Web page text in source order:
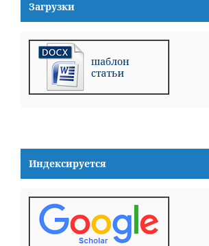
Загрузки
Индексируется